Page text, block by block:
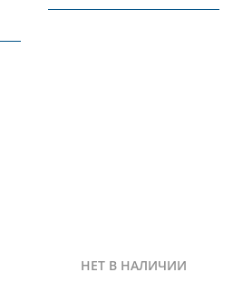
НЕТ В НАЛИЧИИ